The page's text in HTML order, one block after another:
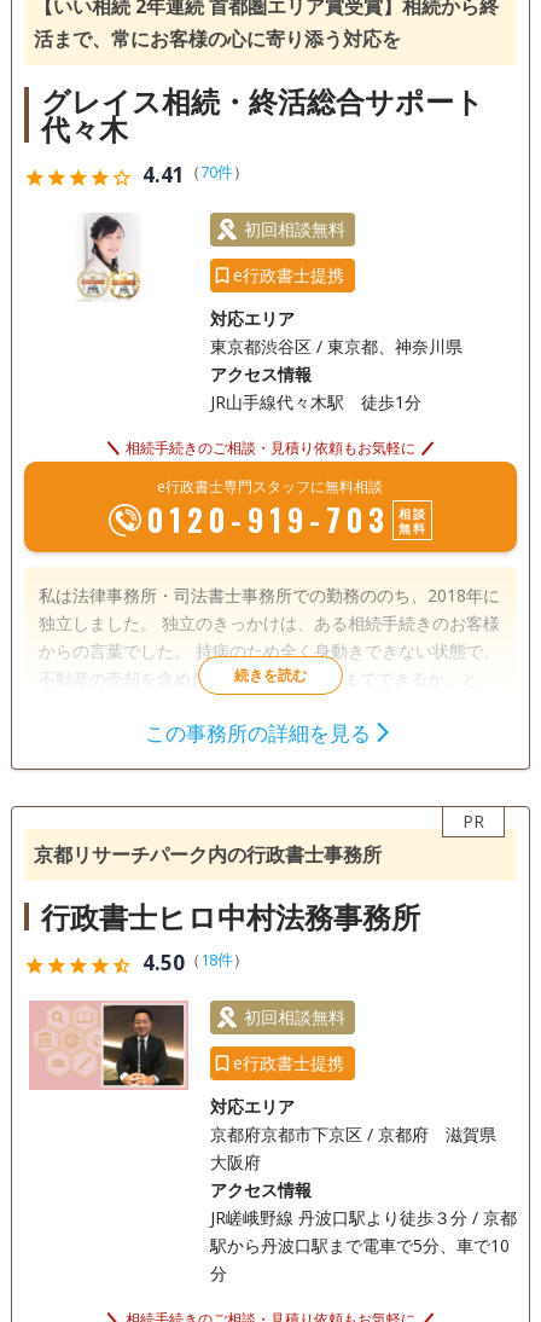
【いい相続 2年連続 首都圏エリア賞受賞】相続から終
活まで、常にお客様の心に寄り添う対応を
グレイス相続・終活総合サポート
代々木
starstarstarstarstar_outline 4.41 （70件）
初回相談無料
e行政書士提携
対応エリア
東京都渋谷区 / 東京都、神奈川県
アクセス情報
JR山手線代々木駅 徒歩1分
相続手続きのご相談・見積り依頼もお気軽に
e行政書士専門スタッフに無料相談
0120-919-703
相談
無料
私は法律事務所・司法書士事務所での勤務ののち、2018年に
独立しました。 独立のきっかけは、ある相続手続きのお客様
からの言葉でした。 持病のため全く身動きできない状態で、
不動産の売却を含めた相続手続きを最後までできるか、とて
など、すべてが終わるまで手続きします。大丈夫ですよ。」
後まで手続きするから大丈夫』という言葉でとても安心しま
した。私のような人をたくさん助けてあげてください。いつ
も応援しています」 とお言葉を頂き、常にお客様の心に寄り
添いたいと思いながら活動しております。 親身に相談に乗る
ことをモットーとしておりますので、相続でお悩みの方はお
気軽にご相談ください。
遺産分割
任意後見
電話相談可 訪問可 女性スタッフ対応可 土日相談可
初回相談無料 18時以降相談可 オンライン面談可
この事務所の詳細を見る
PR
京都リサーチパーク内の行政書士事務所
行政書士ヒロ中村法務事務所
starstarstarstarstar_half 4.50（18件）
初回相談無料
e行政書士提携
対応エリア
京都府京都市下京区 / 京都府 滋賀県
大阪府
アクセス情報
JR嵯峨野線 丹波口駅より徒歩３分 / 京都
駅から丹波口駅まで電車で5分、車で10
分